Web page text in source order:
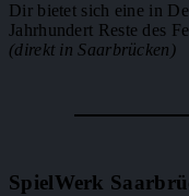
Dir bietet sich eine in
Jahrhundert Reste des
(direkt in Saarbrücken)
SpielWerk